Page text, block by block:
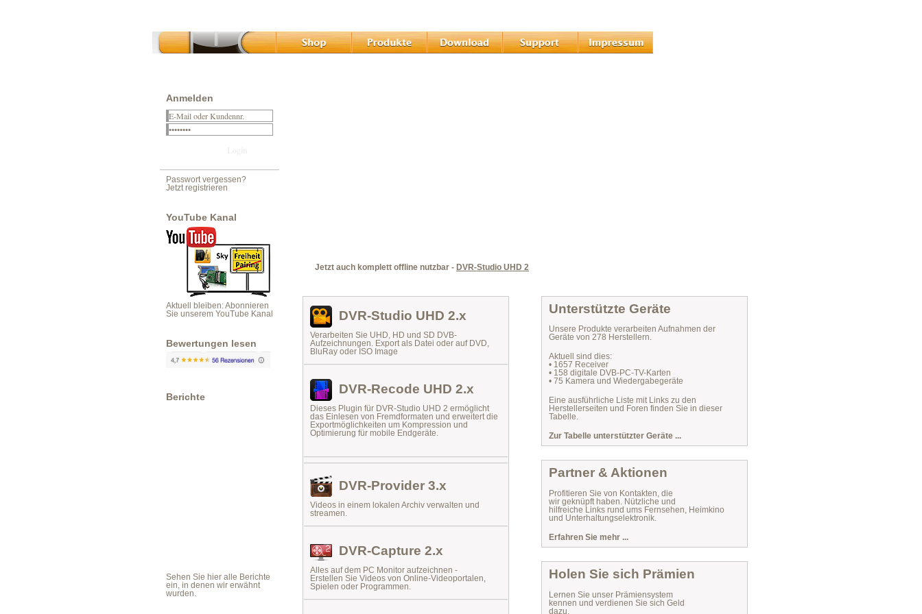
Anmelden
Passwort vergessen?
Jetzt registrieren
YouTube Kanal
Aktuell bleiben: Abonnieren
Sie unserem YouTube Kanal
Bewertungen lesen
Berichte
Sehen Sie hier alle Berichte
ein, in denen wir erwähnt
wurden.
Jetzt auch komplett offline nutzbar - DVR-Studio UHD 2
DVR-Studio UHD 2.x
Verarbeiten Sie UHD, HD und SD DVB-
Aufzeichnungen. Export als Datei oder auf DVD,
BluRay oder ISO Image
DVR-Recode UHD 2.x
Dieses Plugin für DVR-Studio UHD 2 ermöglicht
das Einlesen von Fremdformaten und erweitert die
Exportmöglichkeiten um Kompression und
Optimierung für mobile Endgeräte.
DVR-Provider 3.x
Videos in einem lokalen Archiv verwalten und
streamen.
DVR-Capture 2.x
Alles auf dem PC Monitor aufzeichnen -
Erstellen Sie Videos von Online-Videoportalen,
Spielen oder Programmen.
Unterstützte Geräte
Unsere Produkte verarbeiten Aufnahmen der
Geräte von 278 Herstellern.
Aktuell sind dies:
• 1657 Receiver
• 158 digitale DVB-PC-TV-Karten
• 75 Kamera und Wiedergabegeräte
Eine ausführliche Liste mit Links zu den
Herstellerseiten und Foren finden Sie in dieser
Tabelle.
Zur Tabelle unterstützter Geräte ...
Partner & Aktionen
Profitieren Sie von Kontakten, die
wir geknüpft haben. Nützliche und
hilfreiche Links rund ums Fernsehen, Heimkino
und Unterhaltungselektronik.
Erfahren Sie mehr ...
Holen Sie sich Prämien
Lernen Sie unser Prämiensystem
kennen und verdienen Sie sich Geld
dazu.